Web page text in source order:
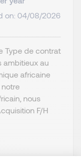
on: 04/08/2026
Type de contrat
ambitieux au
africaine
nous
F/H